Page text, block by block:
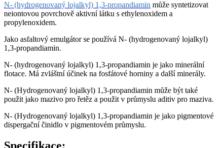
N- (hydrogenovaný lojalkyl) 1,3-propandiamin může syntetizovat
neiontovou povrchově aktivní látku s ethylenoxidem a
propylenoxidem.
Jako asfaltový emulgátor se používá N- (hydrogenovaný lojalkyl)
1,3-propandiamin.
N- (hydrogenovaný lojalkyl) 1,3-propandiamin je jako minerální
flotace. Má zvláštní účinek na fosfátové horniny a další minerály.
N- (Hydrogenovaný lojalkyl) 1,3-propandiamin může být také
použit jako mazivo pro řetěz a použit v průmyslu aditiv pro maziva.
N- (Hydrogenovaný lojalkyl) 1,3-propandiamin je jako pigmentové
dispergační činidlo v pigmentovém průmyslu.